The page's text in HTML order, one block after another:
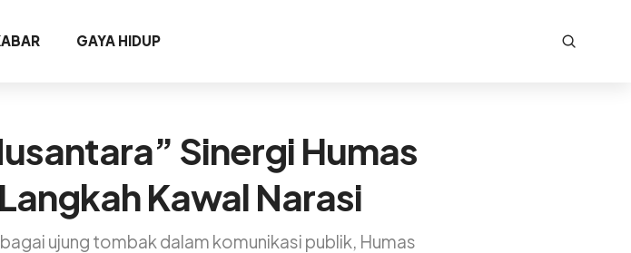
GAYA HIDUP
Sinergi Humas
Kawal Narasi
ujung tombak dalam komunikasi publik, Humas